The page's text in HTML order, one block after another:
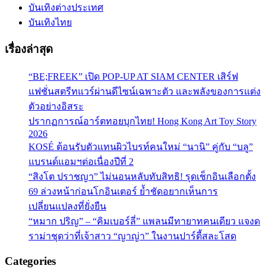
บันเทิงต่างประเทศ
บันเทิงไทย
เรื่องล่าสุด
“BE;FREEK” เปิด POP-UP AT SIAM CENTER เสิร์ฟ
แฟชั่นสตรีทแวร์ผ่านดีไซน์เฉพาะตัว และพลังของการแต่ง
ตัวอย่างอิสระ
ปรากฏการณ์อาร์ตทอยบุกไทย! Hong Kong Art Toy Story
2026
KOSÉ ต้อนรับตัวแทนผิวไบรท์คนใหม่ “นานิ” คู่กับ “บลู”
แบรนด์แอมฯต่อเนื่องปีที่ 2
“สิงโต ปราชญา” ไม่นอนหลับทับสิทธิ! รุดเช็กอินเลือกตั้ง
69 ล่วงหน้าก่อนโกอินเตอร์ ย้ำชัดอยากเห็นการ
เปลี่ยนแปลงที่ยั่งยืน
“หมาก ปริญ” – “คิมเบอร์ลี่” แพลนมีทายาทคนเดียว แจงด
ราม่าชุดว่าที่เจ้าสาว “ญาญ่า” ในงานปาร์ตี้สละโสด
Categories